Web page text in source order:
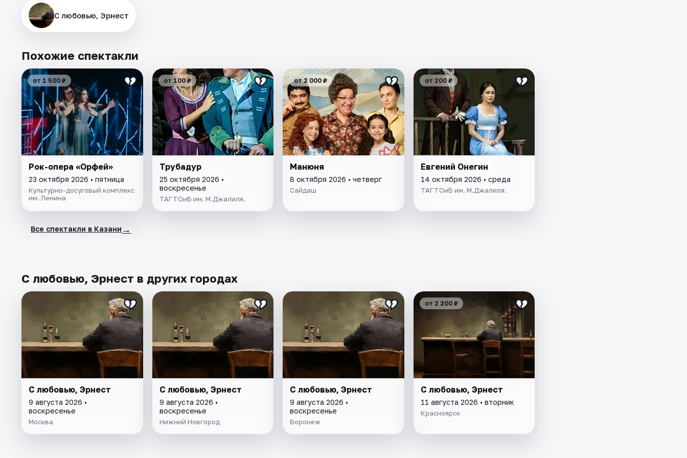
С любовью, Эрнест
Похожие спектакли
от 1 500 ₽
Рок-опера «Орфей»
23 октября 2026 • пятница
Культурно-досуговый комплекс
им. Ленина
от 100 ₽
Трубадур
25 октября 2026 •
воскресенье
ТАГТОиБ им. М.Джалиля.
от 2 000 ₽
Манюня
8 октября 2026 • четверг
Сайдаш
от 200 ₽
Евгений Онегин
14 октября 2026 • среда
ТАГТОиБ им. М.Джалиля.
Все спектакли в Казани →
С любовью, Эрнест в других городах
С любовью, Эрнест
9 августа 2026 •
воскресенье
Москва
С любовью, Эрнест
9 августа 2026 •
воскресенье
Нижний Новгород
С любовью, Эрнест
9 августа 2026 •
воскресенье
Воронеж
от 2 200 ₽
С любовью, Эрнест
11 августа 2026 • вторник
Красноярск